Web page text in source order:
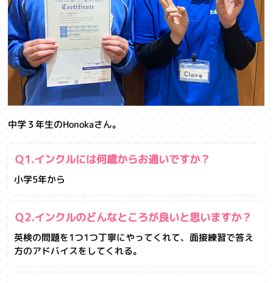
中学３年生のHonokaさん。
Ｑ1.インクルには何歳からお通いですか？
小学5年から
Ｑ2.インクルのどんなところが良いと思いますか？
英検の問題を1つ1つ丁寧にやってくれて、面接練習で答え
方のアドバイスをしてくれる。